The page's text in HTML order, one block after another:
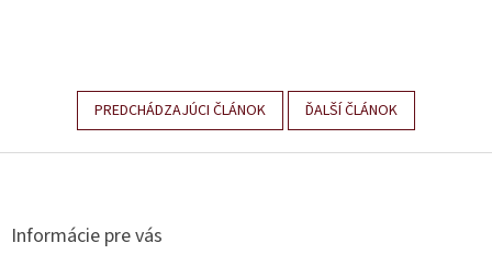
PREDCHÁDZAJÚCI ČLÁNOK ĎALŠÍ ČLÁNOK
Z
Informácie pre vás